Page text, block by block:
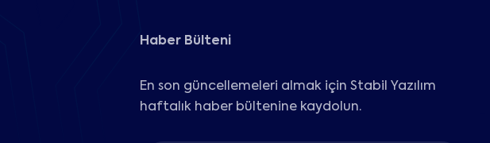
Haber Bülteni
En son güncellemeleri almak için Stabil Yazılım
haftalık haber bültenine kaydolun.